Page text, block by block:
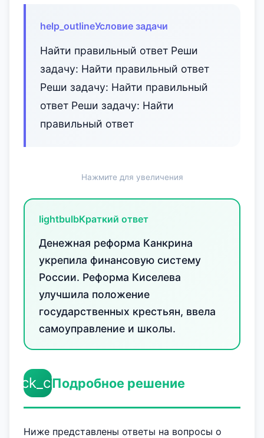
help_outlineУсловие задачи
Найти правильный ответ Реши
задачу: Найти правильный ответ
Реши задачу: Найти правильный
ответ Реши задачу: Найти
правильный ответ
Нажмите для увеличения
lightbulbКраткий ответ
Денежная реформа Канкрина
укрепила финансовую систему
России. Реформа Киселева
улучшила положение
государственных крестьян, ввела
самоуправление и школы.
Подробное решение
Ниже представлены ответы на вопросы о